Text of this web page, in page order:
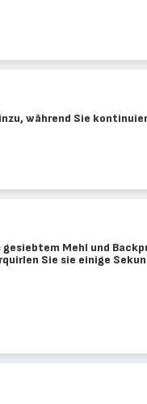
während Sie
gesiebtem Mehl und
Sie sie einige